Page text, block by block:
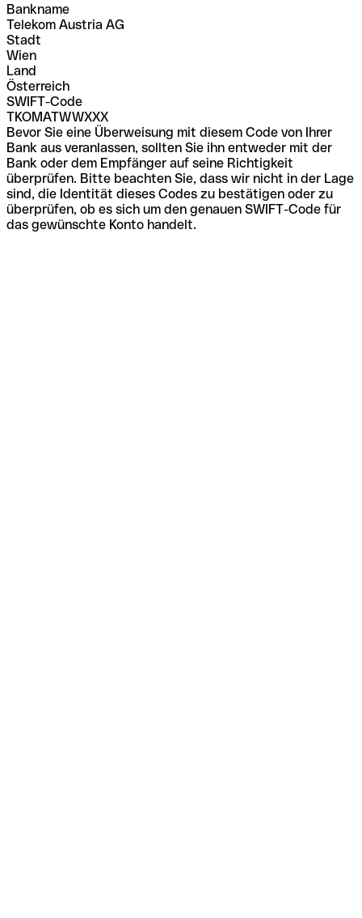
Bankname
Telekom Austria AG
Stadt
Wien
Land
Österreich
SWIFT-Code
TKOMATWWXXX
Bevor Sie eine Überweisung mit diesem Code von Ihrer
Bank aus veranlassen, sollten Sie ihn entweder mit der
Bank oder dem Empfänger auf seine Richtigkeit
überprüfen. Bitte beachten Sie, dass wir nicht in der Lage
sind, die Identität dieses Codes zu bestätigen oder zu
überprüfen, ob es sich um den genauen SWIFT-Code für
das gewünschte Konto handelt.